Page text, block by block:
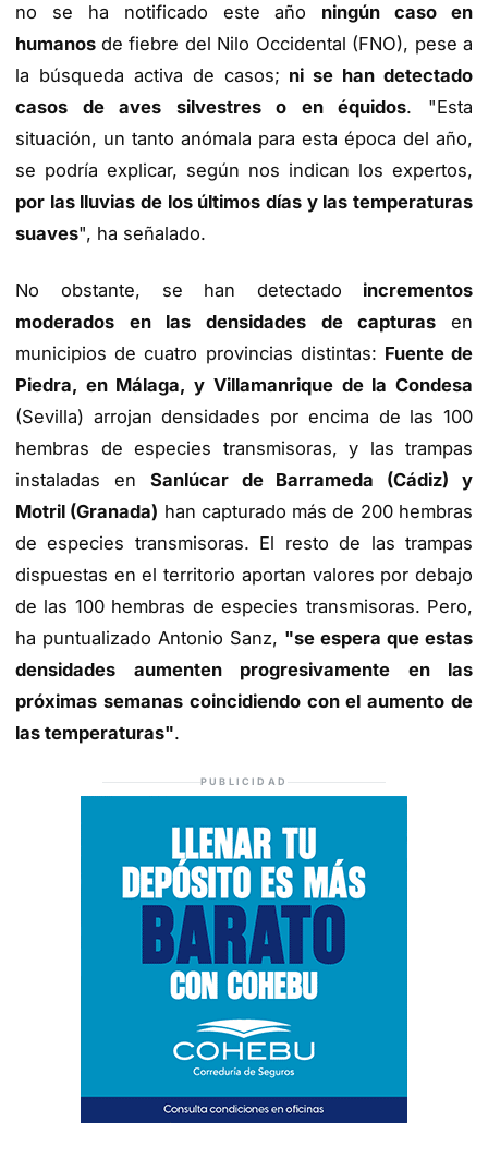
no se ha notificado este año ningún caso en
humanos de fiebre del Nilo Occidental (FNO), pese a
la búsqueda activa de casos; ni se han detectado
casos de aves silvestres o en équidos. "Esta
situación, un tanto anómala para esta época del año,
se podría explicar, según nos indican los expertos,
por las lluvias de los últimos días y las temperaturas
suaves", ha señalado.
No obstante, se han detectado incrementos
moderados en las densidades de capturas en
municipios de cuatro provincias distintas: Fuente de
Piedra, en Málaga, y Villamanrique de la Condesa
(Sevilla) arrojan densidades por encima de las 100
hembras de especies transmisoras, y las trampas
instaladas en Sanlúcar de Barrameda (Cádiz) y
Motril (Granada) han capturado más de 200 hembras
de especies transmisoras. El resto de las trampas
dispuestas en el territorio aportan valores por debajo
de las 100 hembras de especies transmisoras. Pero,
ha puntualizado Antonio Sanz, "se espera que estas
densidades aumenten progresivamente en las
próximas semanas coincidiendo con el aumento de
las temperaturas".
PUBLICIDAD